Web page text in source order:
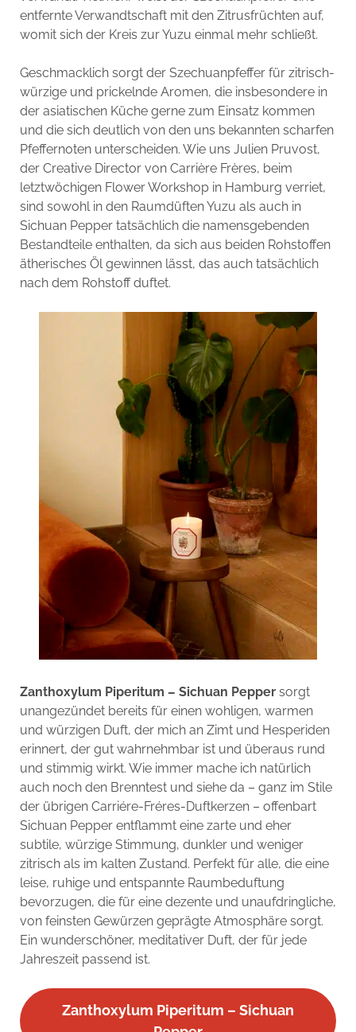
entfernte Verwandtschaft mit den Zitrusfrüchten auf,
womit sich der Kreis zur Yuzu einmal mehr schließt.
Geschmacklich sorgt der Szechuanpfeffer für zitrisch-
würzige und prickelnde Aromen, die insbesondere in
der asiatischen Küche gerne zum Einsatz kommen
und die sich deutlich von den uns bekannten scharfen
Pfeffernoten unterscheiden. Wie uns Julien Pruvost,
der Creative Director von Carrière Frères, beim
letztwöchigen Flower Workshop in Hamburg verriet,
sind sowohl in den Raumdüften Yuzu als auch in
Sichuan Pepper tatsächlich die namensgebenden
Bestandteile enthalten, da sich aus beiden Rohstoffen
ätherisches Öl gewinnen lässt, das auch tatsächlich
nach dem Rohstoff duftet.
Zanthoxylum Piperitum – Sichuan Peppersorgt
unangezündet bereits für einen wohligen, warmen
und würzigen Duft, der mich an Zimt und Hesperiden
erinnert, der gut wahrnehmbar ist und überaus rund
und stimmig wirkt. Wie immer mache ich natürlich
auch noch den Brenntest und siehe da – ganz im Stile
der übrigen Carriére-Fréres-Duftkerzen – offenbart
Sichuan Pepper entflammt eine zarte und eher
subtile, würzige Stimmung, dunkler und weniger
zitrisch als im kalten Zustand. Perfekt für alle, die eine
leise, ruhige und entspannte Raumbeduftung
bevorzugen, die für eine dezente und unaufdringliche,
von feinsten Gewürzen geprägte Atmosphäre sorgt.
Ein wunderschöner, meditativer Duft, der für jede
Jahreszeit passend ist.
Zanthoxylum Piperitum – Sichuan